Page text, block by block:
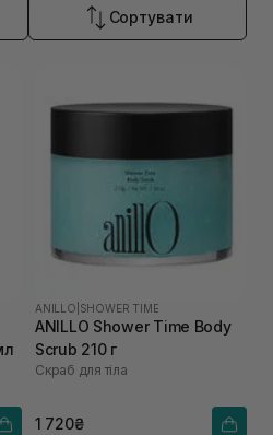
Сортувати
ANILLO SHOWER TIME
ANILLO Shower Time Body
Scrub 210 г
Скраб для тіла
1 720₴